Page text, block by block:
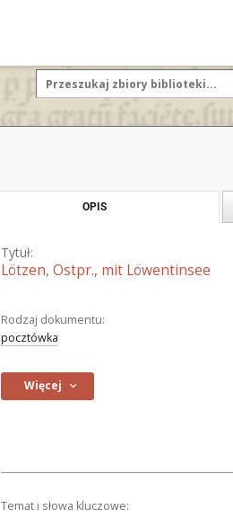
OPIS
Tytuł:
Lötzen, Ostpr., mit Löwentinsee
Rodzaj dokumentu:
pocztówka
Więcej
Temat i słowa kluczowe: